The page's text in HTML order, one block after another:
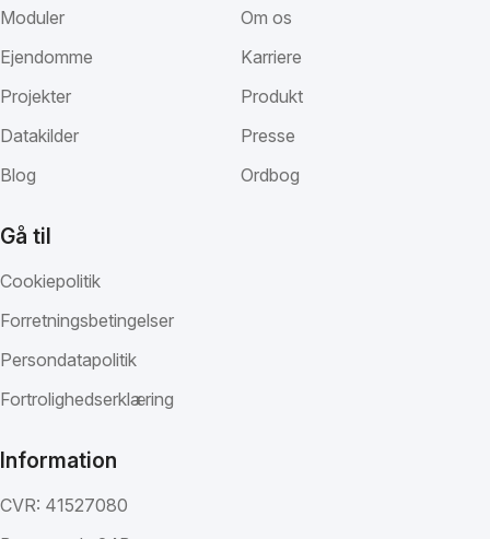
Moduler
Ejendomme
Projekter
Datakilder
Blog
Om os
Karriere
Produkt
Presse
Ordbog
Gå til
Cookiepolitik
Forretningsbetingelser
Persondatapolitik
Fortrolighedserklæring
Information
CVR: 41527080